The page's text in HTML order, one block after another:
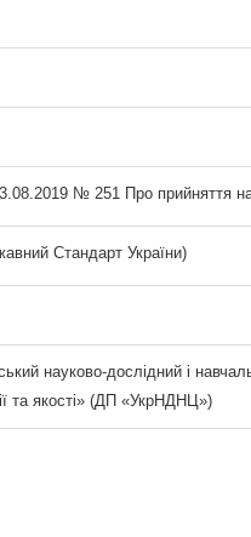
№ 251 Про прийняття
Стандарт України)
науково-дослідний і
та якості» (ДП «УкрНДНЦ»)